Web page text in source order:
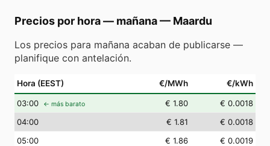
Precios por hora — mañana— Maardu
Los precios para mañana acaban de publicarse —
planifique con antelación.
Hora (EEST) €/MWh €/kWh
03:00 ← más barato € 1.80
€ 0.0018
04:00 € 1.81
€ 0.0018
05:00 € 1.86
€ 0.0019